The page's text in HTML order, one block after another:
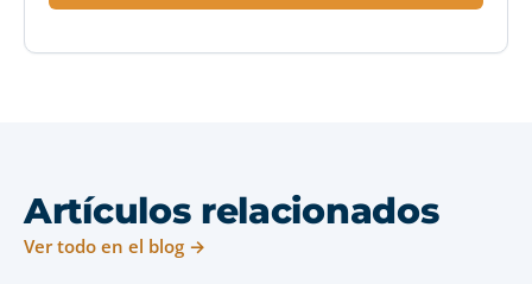
Artículos relacionados
Ver todo en el blog →